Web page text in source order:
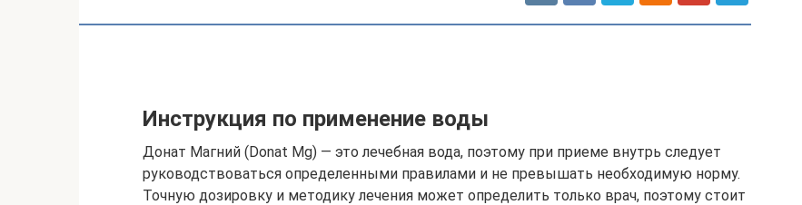
Инструкция по применение воды
Донат Магний (Donat Mg) — это лечебная вода, поэтому при приеме внутрь следует
руководствоваться определенными правилами и не превышать необходимую норму.
Точную дозировку и методику лечения может определить только врач, поэтому стоит